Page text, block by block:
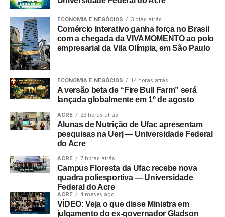
ECONOMIA E NEGÓCIOS 3 dias atrás
Comércio Interativo ganha força no Brasil
com a chegada da VIVAMOMENTO ao polo
empresarial da Vila Olímpia, em São Paulo
ECONOMIA E NEGÓCIOS 14 horas atrás
A versão beta de “Fire Bull Farm” será
lançada globalmente em 1º de agosto
ACRE 23 horas atrás
Alunas de Nutrição de Ufac apresentam
pesquisas na Uerj — Universidade Federal
do Acre
ACRE 7 horas atrás
Campus Floresta da Ufac recebe nova
quadra poliesportiva — Universidade
Federal do Acre
ACRE 4 meses ago
VÍDEO: Veja o que disse Ministra em
julgamento do ex-governador Gladson